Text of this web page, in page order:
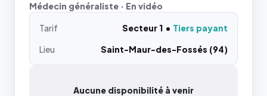
Médecin généraliste · En vidéo
Tarif Secteur 1
Tiers payant
Lieu
Saint-Maur-des-Fossés (94)
Aucune disponibilité à venir